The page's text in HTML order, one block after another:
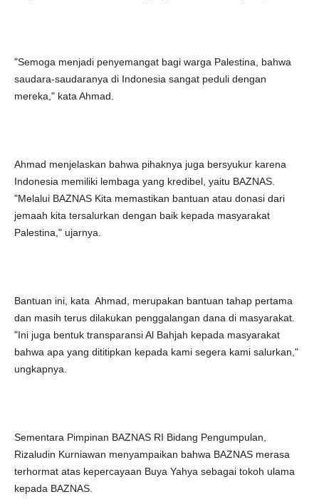
"Semoga menjadi penyemangat bagi warga Palestina, bahwa
saudara-saudaranya di Indonesia sangat peduli dengan
mereka," kata Ahmad.
Ahmad menjelaskan bahwa pihaknya juga bersyukur karena
Indonesia memiliki lembaga yang kredibel, yaitu BAZNAS.
"Melalui BAZNAS Kita memastikan bantuan atau donasi dari
jemaah kita tersalurkan dengan baik kepada masyarakat
Palestina," ujarnya.
Bantuan ini, kata Ahmad, merupakan bantuan tahap pertama
dan masih terus dilakukan penggalangan dana di masyarakat.
"Ini juga bentuk transparansi Al Bahjah kepada masyarakat
bahwa apa yang dititipkan kepada kami segera kami salurkan,"
ungkapnya.
Sementara Pimpinan BAZNAS RI Bidang Pengumpulan,
Rizaludin Kurniawan menyampaikan bahwa BAZNAS merasa
terhormat atas kepercayaan Buya Yahya sebagai tokoh ulama
kepada BAZNAS.